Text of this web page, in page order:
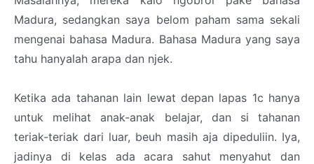
Madura, sedangkan saya belom paham sama sekali
mengenai bahasa Madura. Bahasa Madura yang saya
tahu hanyalah arapa dan njek.
Ketika ada tahanan lain lewat depan lapas 1c hanya
untuk melihat anak-anak belajar, dan si tahanan
teriak-teriak dari luar, beuh masih aja dipeduliin. Iya,
jadinya di kelas ada acara sahut menyahut dan